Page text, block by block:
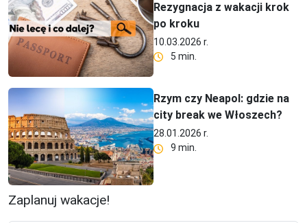
Rezygnacja z wakacji krok
po kroku
10.03.2026 r.
5 min.
Rzym czy Neapol: gdzie na
city break we Włoszech?
28.01.2026 r.
9 min.
Zaplanuj wakacje!